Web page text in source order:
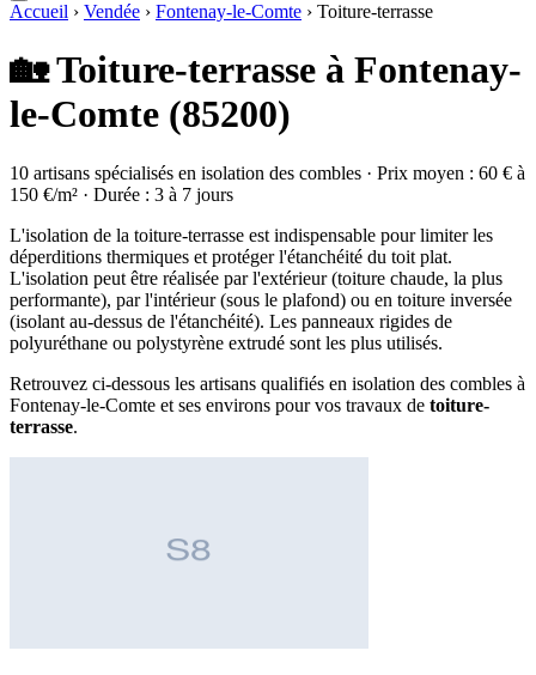
Accueil › Vendée › Fontenay-le-Comte › Toiture-terrasse
🏡 Toiture-terrasse à Fontenay-
le-Comte (85200)
10 artisans spécialisés en isolation des combles · Prix moyen : 60 € à
150 €/m² · Durée : 3 à 7 jours
L'isolation de la toiture-terrasse est indispensable pour limiter les
déperditions thermiques et protéger l'étanchéité du toit plat.
L'isolation peut être réalisée par l'extérieur (toiture chaude, la plus
performante), par l'intérieur (sous le plafond) ou en toiture inversée
(isolant au-dessus de l'étanchéité). Les panneaux rigides de
polyuréthane ou polystyrène extrudé sont les plus utilisés.
Retrouvez ci-dessous les artisans qualifiés en isolation des combles à
Fontenay-le-Comte et ses environs pour vos travaux de toiture-
terrasse.